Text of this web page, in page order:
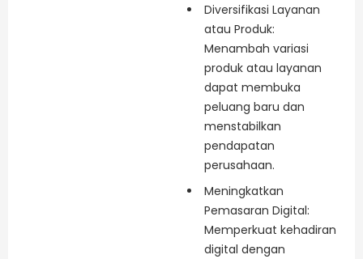
Diversifikasi Layanan
atau Produk:
Menambah variasi
produk atau layanan
dapat membuka
peluang baru dan
menstabilkan
pendapatan
perusahaan.
Meningkatkan
Pemasaran Digital:
Memperkuat kehadiran
digital dengan